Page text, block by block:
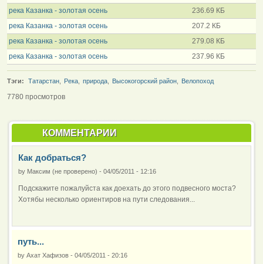
река Казанка - золотая осень
236.69 КБ
река Казанка - золотая осень
207.2 КБ
река Казанка - золотая осень
279.08 КБ
река Казанка - золотая осень
237.96 КБ
Тэги: Татарстан Река природа Высокогорский район Велопоход
7780 просмотров
КОММЕНТАРИИ
Как добраться?
by Максим (не проверено) - 04/05/2011 - 12:16
Подскажите пожалуйста как доехать до этого подвесного моста?
Хотябы несколько ориентиров на пути следования...
путь...
by Ахат Хафизов - 04/05/2011 - 20:16